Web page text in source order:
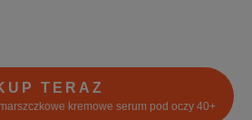
TERAZ
kremowe serum pod oczy 40+